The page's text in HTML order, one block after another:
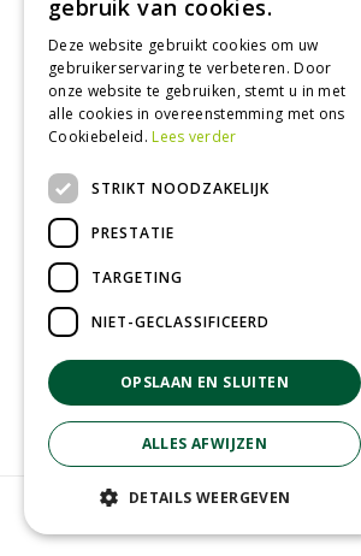
E-mailadres
Tuincentrum
Tuinplanten
Barbecue kopen
gebruik van cookies.
Deze website gebruikt cookies om uw
gebruikerservaring te verbeteren. Door
onze website te gebruiken, stemt u in met
alle cookies in overeenstemming met ons
Cookiebeleid.Lees verder
STRIKT NOODZAKELIJK
PRESTATIE
TARGETING
NIET-GECLASSIFICEERD
OPSLAAN EN SLUITEN
ALLES AFWIJZEN
DETAILS WEERGEVEN